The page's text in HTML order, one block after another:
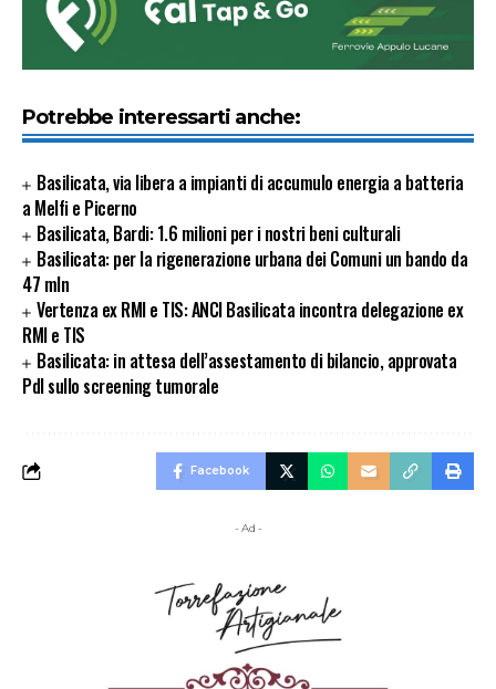
Potrebbe interessarti anche:
Basilicata, via libera a impianti di accumulo energia a batteria
a Melfi e Picerno
Basilicata, Bardi: 1.6 milioni per i nostri beni culturali
Basilicata: per la rigenerazione urbana dei Comuni un bando da
47 mln
Vertenza ex RMI e TIS: ANCI Basilicata incontra delegazione ex
RMI e TIS
Basilicata: in attesa dell’assestamento di bilancio, approvata
Pdl sullo screening tumorale
Facebook
- Ad -